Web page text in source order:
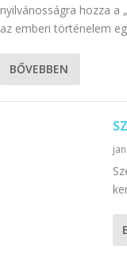
nyilvánosságra hozza a
az emberi történelem
BŐVEBBEN